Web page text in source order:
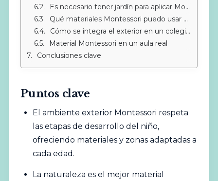
Es necesario tener jardín para aplicar Montessori al exterior
Qué materiales Montessori puedo usar en el exterior
Cómo se integra el exterior en un colegio Montessori acreditado
Material Montessori en un aula real
Conclusiones clave
Puntos clave
El ambiente exterior Montessori respeta
las etapas dedesarrollo del niño,
ofreciendo materiales y zonas adaptadas a
cada edad.
La naturaleza es el mejor material